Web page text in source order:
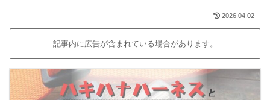
2026.04.02
記事内に広告が含まれている場合があります。